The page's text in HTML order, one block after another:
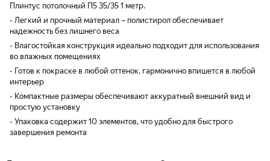
Плинтус потолочный П5 35/35 1 метр.
- Легкий и прочный материал – полистирол обеспечивает
надежность без лишнего веса
- Влагостойкая конструкция идеально подходит для использования
во влажных помещениях
- Готов к покраске в любой оттенок, гармонично впишется в любой
интерьер
- Компактные размеры обеспечивают аккуратный внешний вид и
простую установку
- Упаковка содержит 10 элементов, что удобно для быстрого
завершения ремонта